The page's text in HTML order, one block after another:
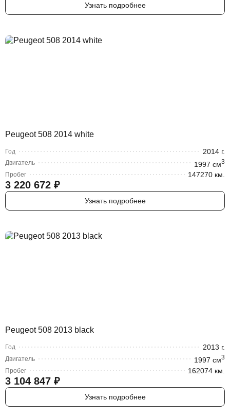
Узнать подробнее
Peugeot 508 2014 white
Год 2014 г.
Двигатель 1997 cм3
Пробег 147270 км.
3 220 672 ₽
Узнать подробнее
Peugeot 508 2013 black
Год 2013 г.
Двигатель 1997 cм3
Пробег 162074 км.
3 104 847 ₽
Узнать подробнее